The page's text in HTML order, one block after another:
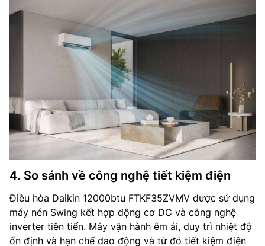
4. So sánh về công nghệ tiết kiệm điện
Điều hòa Daikin 12000btu FTKF35ZVMV được sử dụng
máy nén Swing kết hợp động cơ DC và công nghệ
inverter tiên tiến. Máy vận hành êm ái, duy trì nhiệt độ
ổn định và hạn chế dao động và từ đó tiết kiệm điện